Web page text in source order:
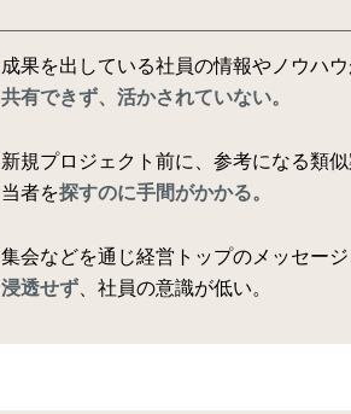
成果を出している社員の情報やノウハ
共有できず、活かされていない。
新規プロジェクト前に、参考になる類
当者を探すのに手間がかかる。
集会などを通じ経営トップのメッセー
浸透せず 、社員の意識が低い。